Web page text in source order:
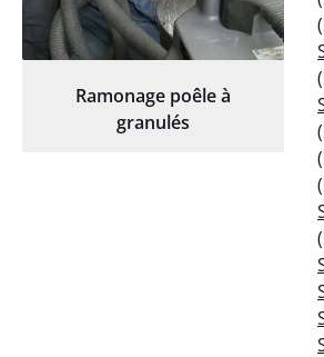
Ramonage poêle à
granulés